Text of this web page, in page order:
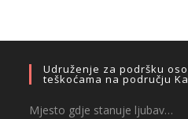
Udruženje za podršku
teškoćama na području
Mjesto gdje stanuje ljubav…